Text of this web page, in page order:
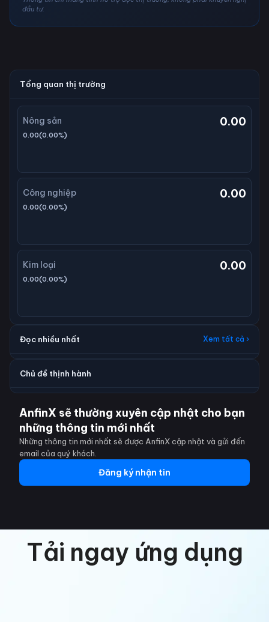
đầu tư.
Tổng quan thị trường
Nông sản 0.00
0.00(0.00%)
Công nghiệp 0.00
0.00(0.00%)
Kim loại 0.00
0.00(0.00%)
Đọc nhiều nhất Xem tất cả ›
Chủ đề thịnh hành
AnfinX sẽ thường xuyên cập nhật cho bạn
những thông tin mới nhất
Những thông tin mới nhất sẽ được AnfinX cập nhật và gửi đến
email của quý khách.
Đăng ký nhận tin
Tải ngay ứng dụng